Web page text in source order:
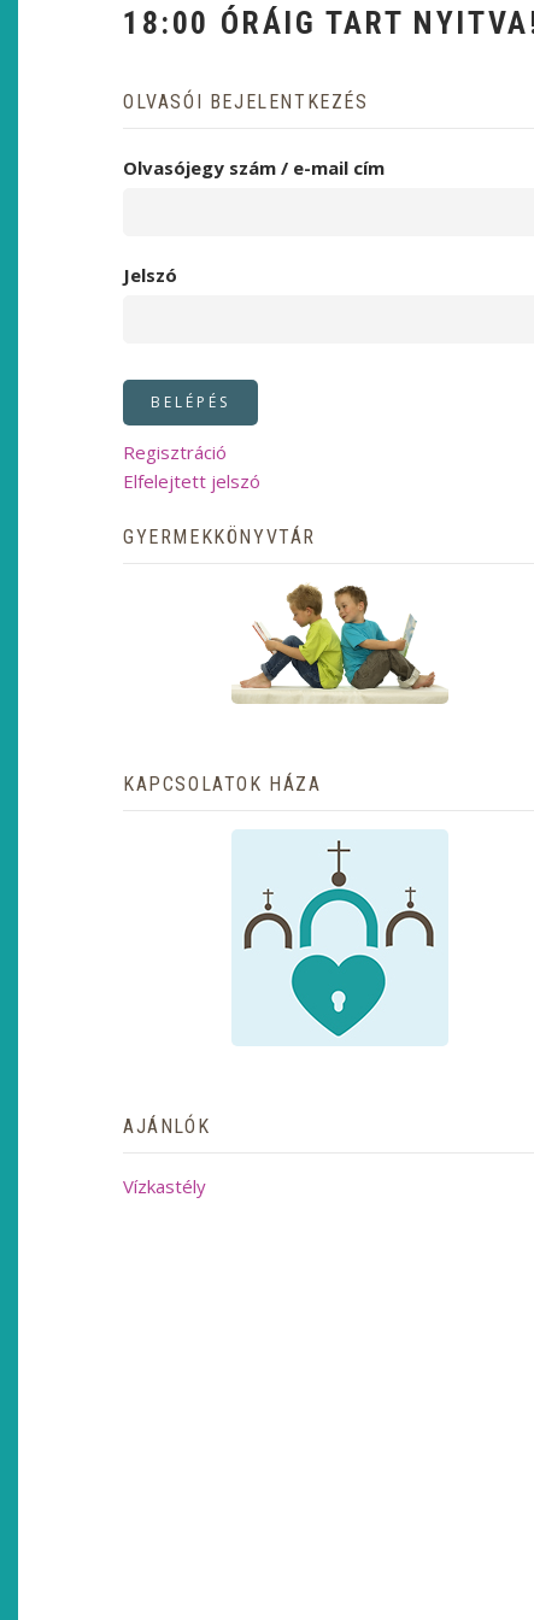
18:00 ÓRÁIG TART
OLVASÓI BEJELENTKEZÉS
Olvasójegy szám / e-mail cím
Jelszó
Regisztráció
Elfelejtett jelszó
GYERMEKKÖNYVTÁR
KAPCSOLATOK HÁZA
AJÁNLÓK
Vízkastély